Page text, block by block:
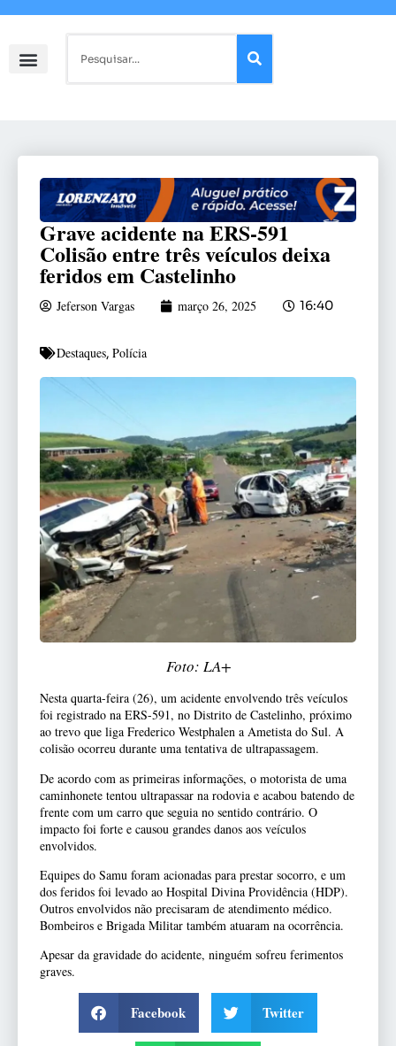
Grave acidente na ERS-591
Colisão entre três veículos deixa
feridos em Castelinho
Jeferson Vargas março 26, 2025 16:40
Destaques, Polícia
Foto: LA+
Nesta quarta-feira (26), um acidente envolvendo três veículos
foi registrado na ERS-591, no Distrito de Castelinho, próximo
ao trevo que liga Frederico Westphalen a Ametista do Sul. A
colisão ocorreu durante uma tentativa de ultrapassagem.
De acordo com as primeiras informações, o motorista de uma
caminhonete tentou ultrapassar na rodovia e acabou batendo de
frente com um carro que seguia no sentido contrário. O
impacto foi forte e causou grandes danos aos veículos
envolvidos.
Equipes do Samu foram acionadas para prestar socorro, e um
dos feridos foi levado ao Hospital Divina Providência (HDP).
Outros envolvidos não precisaram de atendimento médico.
Bombeiros e Brigada Militar também atuaram na ocorrência.
Apesar da gravidade do acidente, ninguém sofreu ferimentos
graves.
Facebook Twitter